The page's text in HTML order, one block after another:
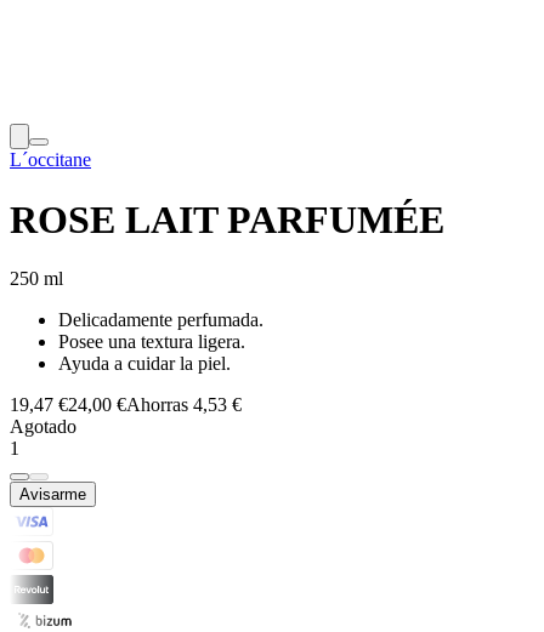
L´occitane
ROSE LAIT PARFUMÉE
250 ml
Delicadamente perfumada.
Posee una textura ligera.
Ayuda a cuidar la piel.
19,47 €24,00 €Ahorras 4,53 €
Agotado
1
Avisarme